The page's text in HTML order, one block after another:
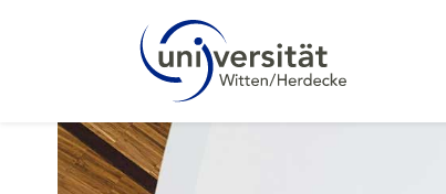
Intranet Uni WH |
Sprachmenü